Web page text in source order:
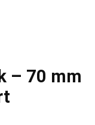
– 70 mm